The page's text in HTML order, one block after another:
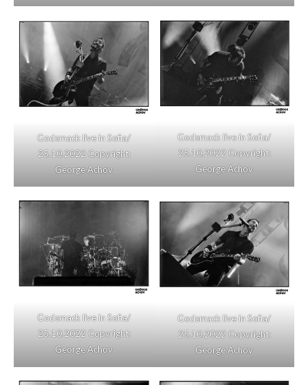
Godsmack live in Sofia/
25.10.2022 Copyright:
George Achov
Godsmack live in Sofia/
25.10.2022 Copyright:
George Achov
Godsmack live in Sofia/
25.10.2022 Copyright:
George Achov
Godsmack live in Sofia/
25.10.2022 Copyright:
George Achov